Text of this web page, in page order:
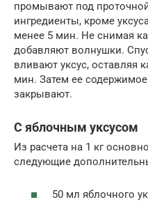
промывают под
ингредиенты, кроме
менее 5 мин. Не снимая
добавляют волнушки.
вливают уксус, оставляя
мин. Затем ее
закрывают.
С яблочным уксусом
Из расчета на 1 кг
следующие
50 мл яблочного